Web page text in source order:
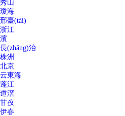
秀山
瓊海
邢臺(tái)
浙江
濱
長(zhǎng)治
株洲
北京
云東海
蓬江
道滘
甘孜
伊春